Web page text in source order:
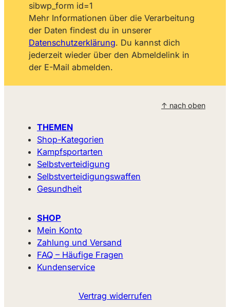
sibwp_form id=1
Mehr Informationen über die Verarbeitung
der Daten findest du in unserer
Datenschutzerklärung. Du kannst dich
jederzeit wieder über den Abmeldelink in
der E-Mail abmelden.
↑ nach oben
THEMEN
Shop-Kategorien
Kampfsportarten
Selbstverteidigung
Selbstverteidigungswaffen
Gesundheit
SHOP
Mein Konto
Zahlung und Versand
FAQ – Häufige Fragen
Kundenservice
Vertrag widerrufen